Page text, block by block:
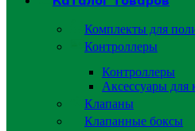
Комплекты для
Контроллеры
Контроллеры
Аксессуары для
Клапаны
Клапанные боксы